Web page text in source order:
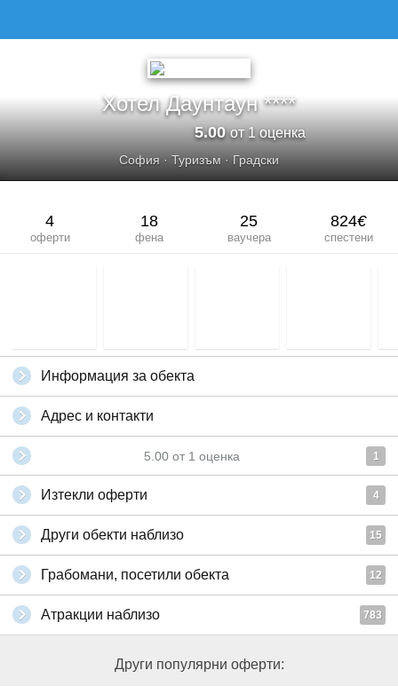
Хотел Даунтаун ****
5.00от 1 оценка
София · Туризъм · Градски
4
оферти
18
фена
25
ваучера
824€
спестени
Информация за обекта
Адрес и контакти
5.00 от 1 оценка 1
Изтекли оферти 4
Други обекти наблизо 15
Грабомани, посетили обекта 12
Атракции наблизо 783
Други популярни оферти: